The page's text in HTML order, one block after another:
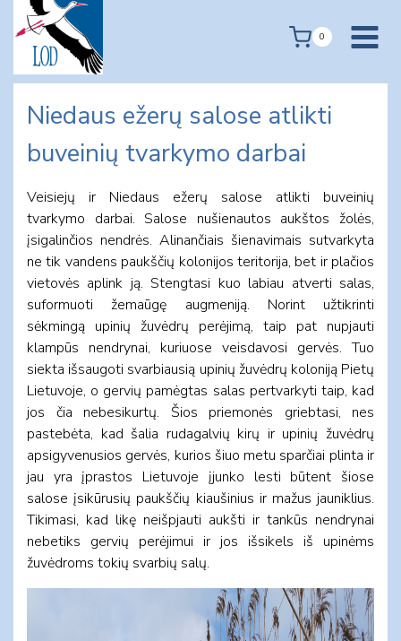
content
0
Niedaus ežerų salose atlikti
buveinių tvarkymo darbai
Veisiejų ir Niedaus ežerų salose atlikti buveinių
tvarkymo darbai. Salose nušienautos aukštos žolės,
įsigalinčios nendrės. Alinančiais šienavimais sutvarkyta
ne tik vandens paukščių kolonijos teritorija, bet ir plačios
vietovės aplink ją. Stengtasi kuo labiau atverti salas,
suformuoti žemaūgę augmeniją. Norint užtikrinti
sėkmingą upinių žuvėdrų perėjimą, taip pat nupjauti
klampūs nendrynai, kuriuose veisdavosi gervės. Tuo
siekta išsaugoti svarbiausią upinių žuvėdrų koloniją Pietų
Lietuvoje, o gervių pamėgtas salas pertvarkyti taip, kad
jos čia nebesikurtų. Šios priemonės griebtasi, nes
pastebėta, kad šalia rudagalvių kirų ir upinių žuvėdrų
apsigyvenusios gervės, kurios šiuo metu sparčiai plinta ir
jau yra įprastos Lietuvoje įjunko lesti būtent šiose
salose įsikūrusių paukščių kiaušinius ir mažus jauniklius.
Tikimasi, kad likę neišpjauti aukšti ir tankūs nendrynai
nebetiks gervių perėjimui ir jos išsikels iš upinėms
žuvėdroms tokių svarbių salų.